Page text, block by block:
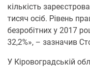
кількість
тисяч осіб. Рівень
безробітних у 2017
32,2%», – зазначив
У Кіровоградській